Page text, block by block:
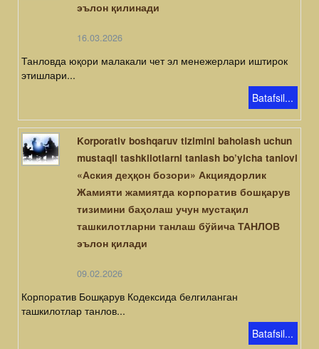
эълон қилинади
16.03.2026
Танловда юқори малакали чет эл менежерлари иштирок
этишлари...
Batafsil...
Korporativ boshqaruv tizimini baholash uchun
mustaqil tashkilotlarni tanlash bo’yicha tanlovi
«Аския деҳқон бозори» Акциядорлик
Жамияти жамиятда корпоратив бошқарув
тизимини баҳолаш учун мустақил
ташкилотларни танлаш бўйича ТАНЛОВ
эълон қилади
09.02.2026
Корпоратив Бошқарув Кодексида белгиланган
ташкилотлар танлов...
Batafsil...